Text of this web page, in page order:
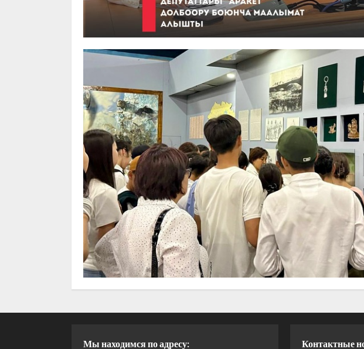
Мы находимся по адресу: Контактные